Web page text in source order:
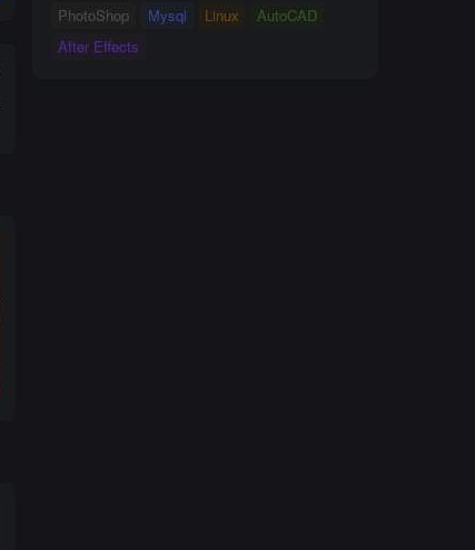
PhotoShop
Mysql Linux
AutoCAD
After Effects